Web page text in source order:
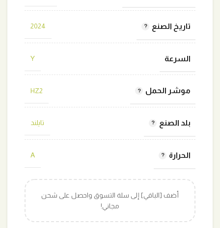
تاريخ الصنع 2024
السرعة Y
موشر الحمل HZ2
بلد الصنع تايلند
الحرارة A
أضف [الباقي] إلى سلة التسوق واحصل على شحن
مجاني!